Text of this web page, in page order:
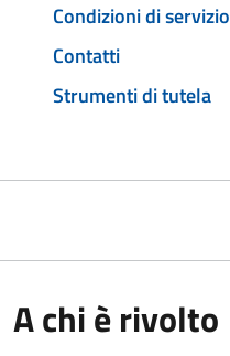
Condizioni di servizio
Contatti
Strumenti di tutela
A chi è rivolto